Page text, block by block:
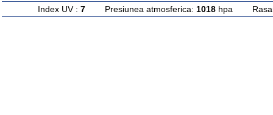
Index UV : 7Presiunea atmosferica: 1018hpa